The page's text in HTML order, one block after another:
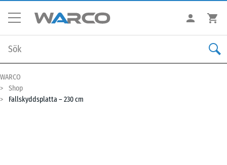
WARCO
Shop
Fallskyddsplatta – 230 cm